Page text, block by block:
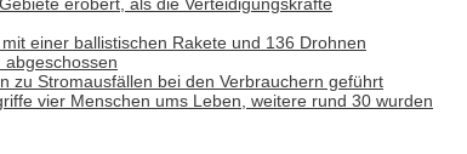
einer ballistischen Rakete und 136 Drohnen
zu Stromausfällen bei den Verbrauchern geführt
vier Menschen ums Leben, weitere rund 30 wurden